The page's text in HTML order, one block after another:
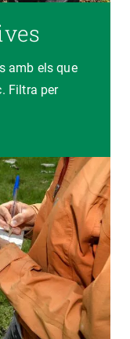
amb els que
Filtra per